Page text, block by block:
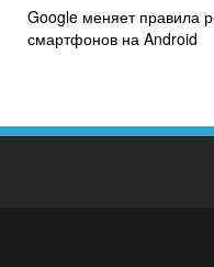
Google меняет правила
смартфонов на Android